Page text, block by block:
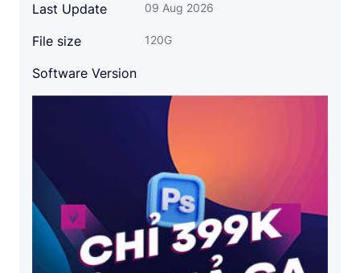
Last Update 09 Aug 2026
File size 120G
Software Version